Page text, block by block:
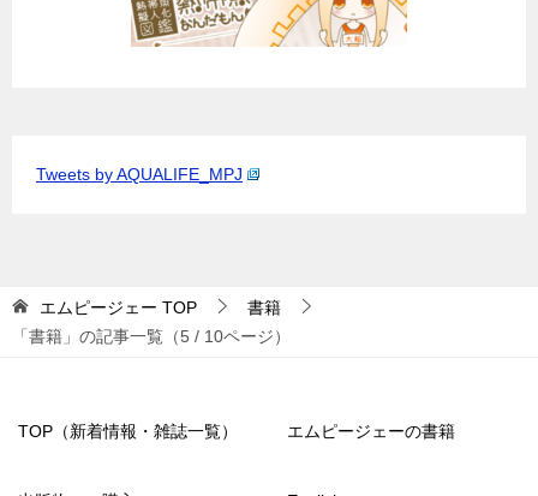
Tweets by AQUALIFE_MPJ
エムピージェー TOP
書籍
「書籍」の記事一覧（5 / 10ページ）
TOP（新着情報・雑誌一覧） エムピージェーの書籍